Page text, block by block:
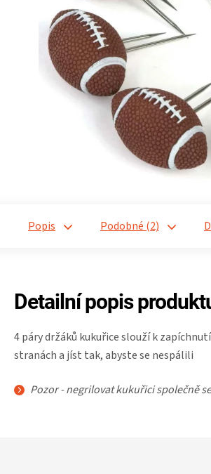
Popis Podobné (2)
Detailní popis
4 páry držáků kukuřice slouží k
stranách a jíst tak, abyste se nespálili
Pozor - negrilovat kukuřici společně